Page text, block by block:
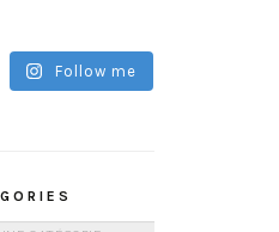
Follow me